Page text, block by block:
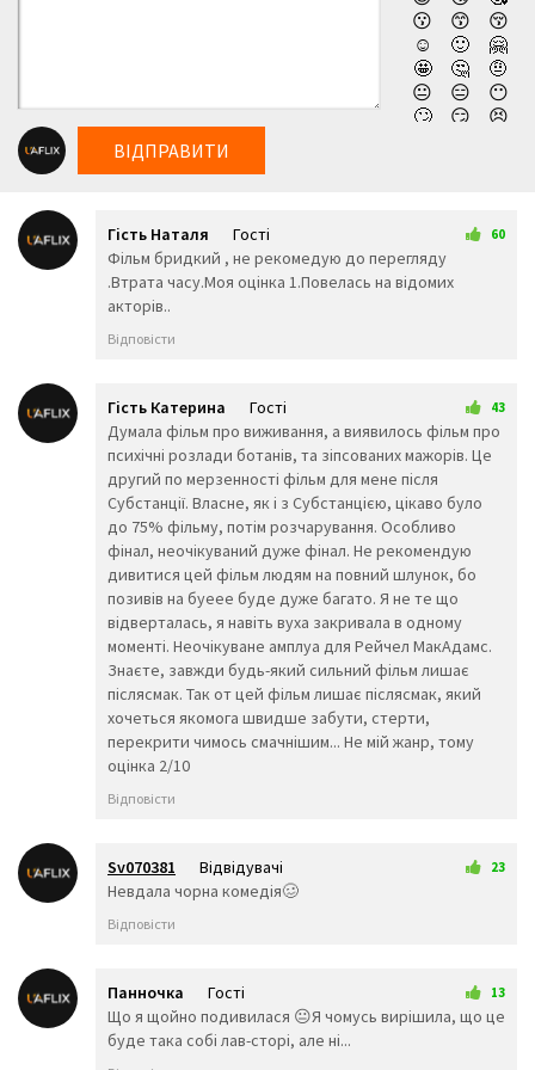
якої опиняється запекла боротьба сили волі та людського
розуму. Чи вдасться нещасним Лінді та Бредлі, життя яких
висить на волосині від неминучого, зрештою зібратися з
силами, зробивши все можливе для того, щоб вибратися
живими з цього пекла на землі, залишається тільки
Допоможіть (2026) українською онлайн, абсолютно
безкоштовно та у високій якості!
😗
😙
😚
☺️
🙂
🤗
🤩
🤔
🤨
😐
😑
😶
🙄
😏
😣
😓
😔
😕
😲
☹️
😱
🥵
🥶
😳
🤪
😵
😡
😠
🤬
🤕
🤢
🤧
😇
🥳
🥴
🤥
🤫
🧐
🤓
👿
🤡
👺
💀
👻
👽
🤖
💩
😸
😼
😽
👴
👵
👩‍🔧👨‍🏭
👩‍🏭👨‍💼👩‍💼
ВІДПРАВИТИ
Гість Наталя
Гості
31 січня 2026 21:13
60
Фільм бридкий , не рекомедую до перегляду
.Втрата часу.Моя оцінка 1.Повелась на відомих
акторів..
Відповісти
Гість Катерина
Гості
1 лютого 2026 17:11
43
Думала фільм про виживання, а виявилось фільм про
психічні розлади ботанів, та зіпсованих мажорів. Це
другий по мерзенності фільм для мене після
Субстанції. Власне, як і з Субстанцією, цікаво було
до 75% фільму, потім розчарування. Особливо
фінал, неочікуваний дуже фінал. Не рекомендую
дивитися цей фільм людям на повний шлунок, бо
позивів на буеее буде дуже багато. Я не те що
відверталась, я навіть вуха закривала в одному
моменті. Неочікуване амплуа для Рейчел МакАдамс.
Знаєте, завжди будь-який сильний фільм лишає
післясмак. Так от цей фільм лишає післясмак, який
хочеться якомога швидше забути, стерти,
перекрити чимось смачнішим... Не мій жанр, тому
оцінка 2/10
Відповісти
Sv070381
Відвідувачі
1 лютого 2026 19:45
23
Невдала чорна комедія🥴
Відповісти
Панночка
Гості
2 лютого 2026 00:44
13
Що я щойно подивилася 😐Я чомусь вирішила, що це
буде така собі лав-сторі, але ні...